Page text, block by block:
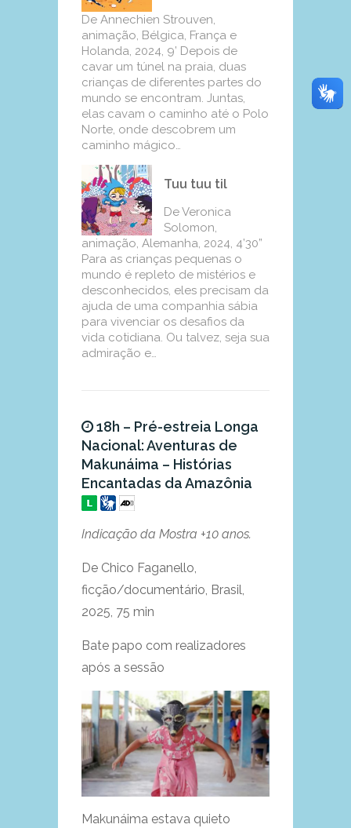
De Annechien Strouven,
animação, Bélgica, França e
Holanda, 2024, 9’ Depois de
cavar um túnel na praia, duas
crianças de diferentes partes do
mundo se encontram. Juntas,
elas cavam o caminho até o Polo
Norte, onde descobrem um
caminho mágico…
Tuu tuu til
De Veronica
Solomon,
animação, Alemanha, 2024, 4’30”
Para as crianças pequenas o
mundo é repleto de mistérios e
desconhecidos, eles precisam da
ajuda de uma companhia sábia
para vivenciar os desafios da
vida cotidiana. Ou talvez, seja sua
admiração e…
18h – Pré-estreia Longa
Nacional: Aventuras de
Makunáima – Histórias
Encantadas da Amazônia
Indicação da Mostra +10 anos.
De Chico Faganello,
ficção/documentário, Brasil,
2025, 75 min
Bate papo com realizadores
após a sessão
Makunáima estava quieto